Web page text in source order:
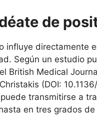
de
influye directamente
Según un estudio
British Medical
(DOI:
transmitirse a
en tres grados de